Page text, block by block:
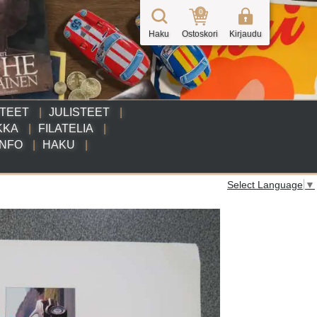
JULISTEET
FILATELIA
HAKU
Haku
0
Ostoskori Kirjaudu
Select Language ▼